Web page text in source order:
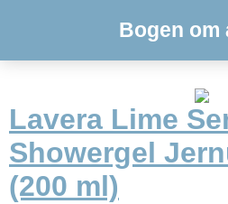
Bogen om
Lavera Lime
Showergel
(200 ml)